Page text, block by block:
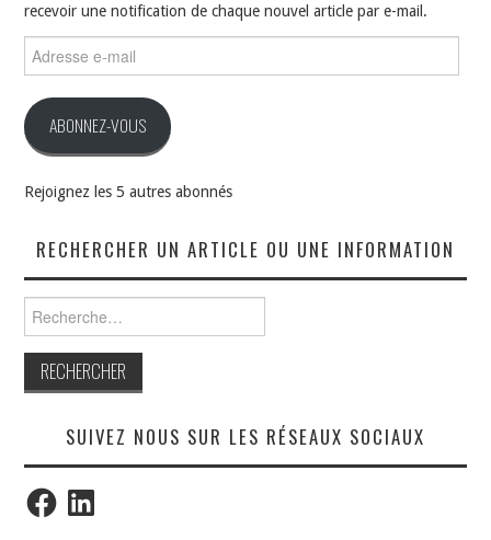
recevoir une notification de chaque nouvel article par e-mail.
e-
ABONNEZ-VOUS
Rejoignez les 5 autres abonnés
RECHERCHER UN ARTICLE OU UNE INFORMATION
SUIVEZ NOUS SUR LES RÉSEAUX SOCIAUX
FacebookLinkedIn